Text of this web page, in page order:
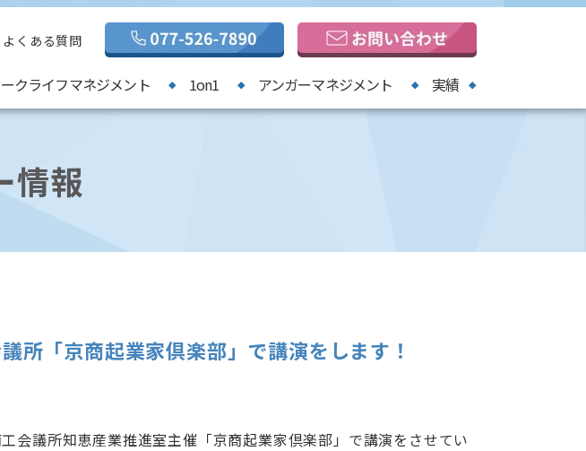
よくある質問
クライフマネジメント 1on1 アンガーマネジメント 実績
情報
所「京商起業家倶楽部」で講演をします！
会議所知恵産業推進室主催「京商起業家倶楽部」で講演をさせてい